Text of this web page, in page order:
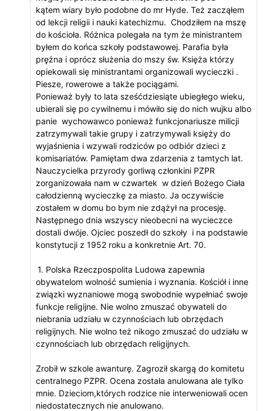
kątem wiary było podobne do mr Hyde. Też zacząłem
od lekcji religii i nauki katechizmu. Chodziłem na mszę
do kościoła. Różnica polegała na tym że ministrantem
byłem do końca szkoły podstawowej. Parafia była
prężna i oprócz służenia do mszy św. Księża którzy
opiekowali się ministrantami organizowali wycieczki .
Piesze, rowerowe a także pociągami.
Ponieważ były to lata sześćdziesiąte ubiegłego wieku,
ubierali się po cywilnemu i mówiło się do nich wujku albo
panie wychowawco ponieważ funkcjonariusze milicji
zatrzymywali takie grupy i zatrzymywali księży do
wyjaśnienia i wzywali rodziców po odbiór dzieci z
komisariatów. Pamiętam dwa zdarzenia z tamtych lat.
Nauczycielka przyrody gorliwą członkini PZPR
zorganizowała nam w czwartek w dzień Bożego Ciała
całodzienną wycieczkę za miasto. Ja oczywiście
zostałem w domu bo bym nie zdążył na procesję.
Następnego dnia wszyscy nieobecni na wycieczce
dostali dwóje. Ojciec poszedł do szkoły i na podstawie
konstytucji z 1952 roku a konkretnie Art. 70.
1. Polska Rzeczpospolita Ludowa zapewnia
obywatelom wolność sumienia i wyznania. Kościół i inne
związki wyznaniowe mogą swobodnie wypełniać swoje
funkcje religijne. Nie wolno zmuszać obywateli do
niebrania udziału w czynnościach lub obrzędach
religijnych. Nie wolno też nikogo zmuszać do udziału w
czynnościach lub obrzędach religijnych.
Zrobił w szkole awanturę. Zagroził skargą do komitetu
centralnego PZPR. Ocena została anulowana ale tylko
mnie. Dzieciom,których rodzice nie interweniowali ocen
niedostatecznych nie anulowano.